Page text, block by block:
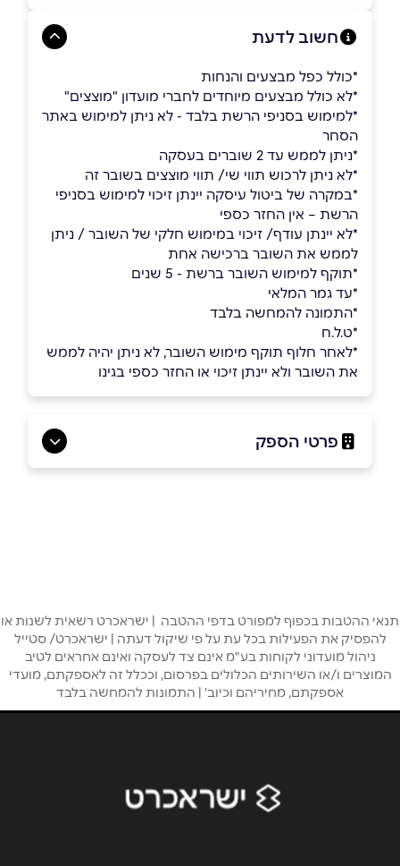
חשוב לדעת
*כולל כפל מבצעים והנחות
*לא כולל מבצעים מיוחדים לחברי מועדון "מוצצים"
*למימוש בסניפי הרשת בלבד - לא ניתן למימוש באתר
הסחר
*ניתן לממש עד 2 שוברים בעסקה
*לא ניתן לרכוש תווי שי/ תווי מוצצים בשובר זה
*במקרה של ביטול עיסקה יינתן זיכוי למימוש בסניפי
הרשת – אין החזר כספי
*לא יינתן עודף/ זיכוי במימוש חלקי של השובר / ניתן
לממש את השובר ברכישה אחת
*תוקף למימוש השובר ברשת - 5 שנים
*עד גמר המלאי
*התמונה להמחשה בלבד
*ט.ל.ח
*לאחר חלוף תוקף מימוש השובר, לא ניתן יהיה לממש
את השובר ולא יינתן זיכוי או החזר כספי בגינו
פרטי הספק
שם מלא*
טלפון*
תנאי ההטבות בכפוף למפורט בדפי ההטבה | ישראכרט רשאית לשנות או
להפסיק את הפעילות בכל עת על פי שיקול דעתה | ישראכרט/ סטייל
ניהול מועדוני לקוחות בע"מ אינם צד לעסקה ואינם אחראים לטיב
המוצרים ו/או השירותים הכלולים בפרסום, וככלל זה לאספקתם, מועדי
אספקתם, מחיריהם וכיוב' | התמונות להמחשה בלבד